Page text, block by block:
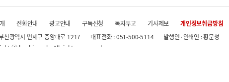
전화안내 광고안내 구독신청 독자투고 기사제보 개인정보취급방침
산광역시 연제구 중앙대로 1217
대표전화 : 051-500-5114 발행인·인쇄인 : 황문성
ⓒ kookje.co.kr All rights reserved.